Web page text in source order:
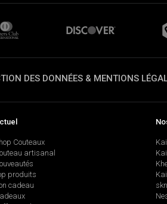
DES DONNÉES & MENTIONS
Couteaux
artisanal
produits
cadeau